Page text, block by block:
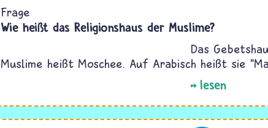
Frage
Wie heißt das Religionshaus der Muslime?
Das
Muslime heißt Moschee. Auf Arabisch heißt sie
lesen